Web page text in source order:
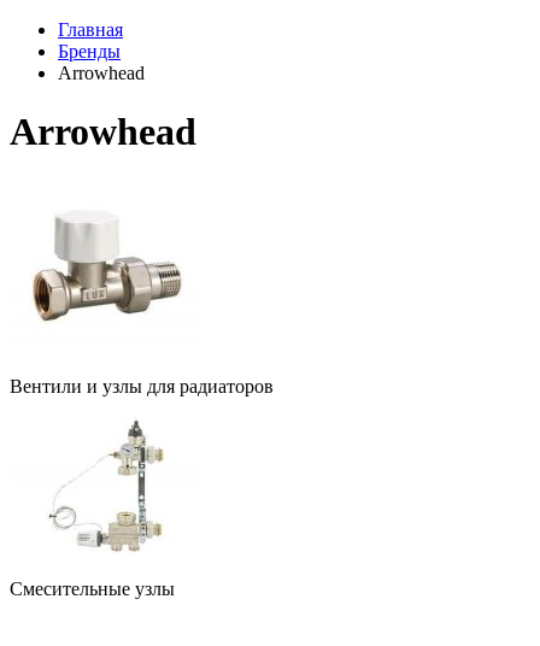
Главная
Бренды
Arrowhead
Arrowhead
Вентили и узлы для радиаторов
Смесительные узлы